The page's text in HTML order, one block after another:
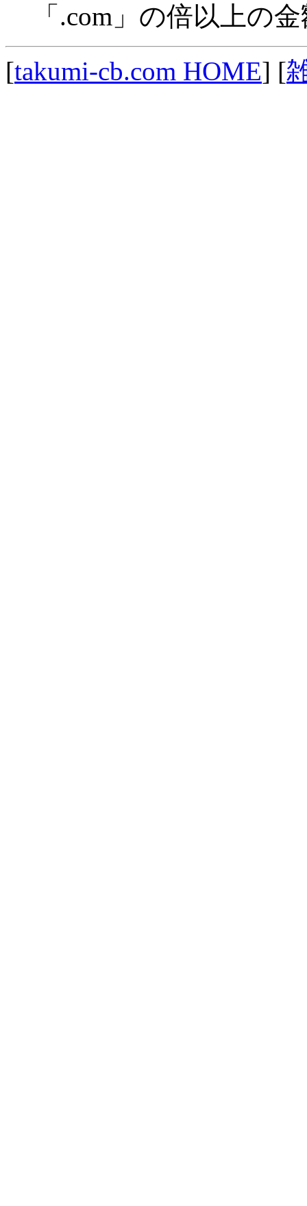
「.com」の倍以上の
[takumi-cb.com HOME] [